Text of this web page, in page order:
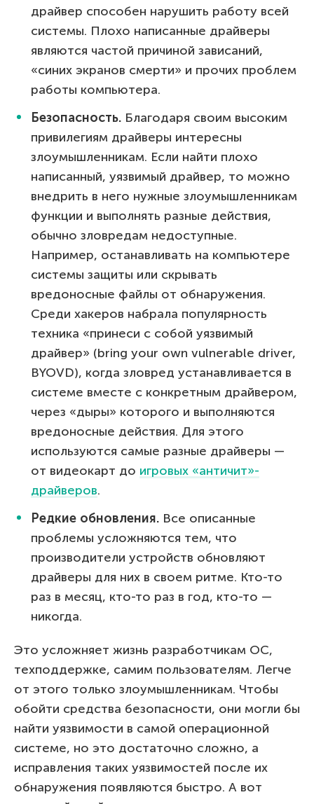
драйвер способен нарушить работу всей
системы. Плохо написанные драйверы
являются частой причиной зависаний,
«синих экранов смерти» и прочих проблем
работы компьютера.
Безопасность. Благодаря своим высоким
привилегиям драйверы интересны
злоумышленникам. Если найти плохо
написанный, уязвимый драйвер, то можно
внедрить в него нужные злоумышленникам
функции и выполнять разные действия,
обычно зловредам недоступные.
Например, останавливать на компьютере
системы защиты или скрывать
вредоносные файлы от обнаружения.
Среди хакеров набрала популярность
техника «принеси с собой уязвимый
драйвер» (bring your own vulnerable driver,
BYOVD), когда зловред устанавливается в
системе вместе с конкретным драйвером,
через «дыры» которого и выполняются
вредоносные действия. Для этого
используются самые разные драйверы —
от видеокарт до игровых «античит»-
драйверов.
Редкие обновления. Все описанные
проблемы усложняются тем, что
производители устройств обновляют
драйверы для них в своем ритме. Кто-то
раз в месяц, кто-то раз в год, кто-то —
никогда.
Это усложняет жизнь разработчикам ОС,
техподдержке, самим пользователям. Легче
от этого только злоумышленникам. Чтобы
обойти средства безопасности, они могли бы
найти уязвимости в самой операционной
системе, но это достаточно сложно, а
исправления таких уязвимостей после их
обнаружения появляются быстро. А вот